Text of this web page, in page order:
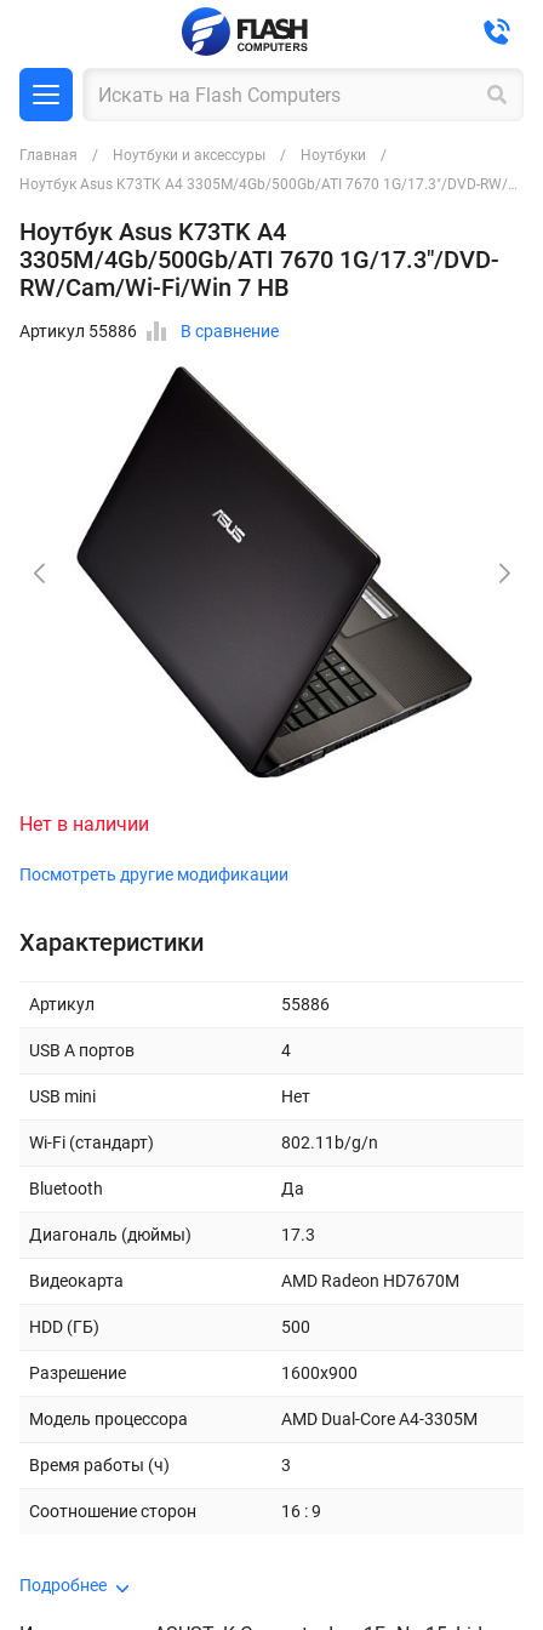
Главная Ноутбуки и аксессуры
Ноутбуки
Ноутбук Asus K73TK A4 3305M/4Gb/500Gb/ATI 7670 1G/17.3"/DVD-RW/Cam/Wi-Fi/Win 7 HB
Ноутбук Asus K73TK A4
3305M/4Gb/500Gb/ATI 7670 1G/17.3"/DVD-
RW/Cam/Wi-Fi/Win 7 HB
Артикул 55886 В сравнение
Нет в наличии
Посмотреть другие модификации
Характеристики
Артикул 55886
USB A портов 4
USB mini Нет
Wi-Fi (стандарт) 802.11b/g/n
Bluetooth Да
Диагональ (дюймы) 17.3
Видеокарта AMD Radeon HD7670M
HDD (ГБ) 500
Разрешение 1600x900
Модель процессора AMD Dual-Core A4-3305M
Время работы (ч) 3
Соотношение сторон 16 : 9
Подробнее